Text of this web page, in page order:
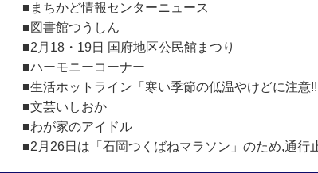
■まちかど情報センターニュース
■図書館つうしん
■2月18・19日 国府地区公民館まつり
■ハーモニーコーナー
■生活ホットライン「寒い季節の低温やけどに注意
■文芸いしおか
■わが家のアイドル
■2月26日は「石岡つくばねマラソン」のため,通行